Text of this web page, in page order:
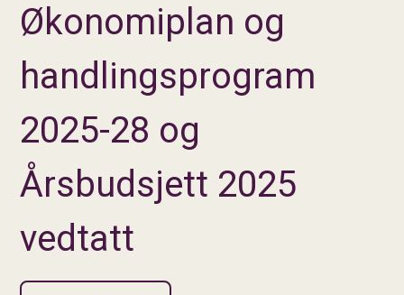
Økonomiplan og
handlingsprogram
2025-28 og
Årsbudsjett 2025
vedtatt